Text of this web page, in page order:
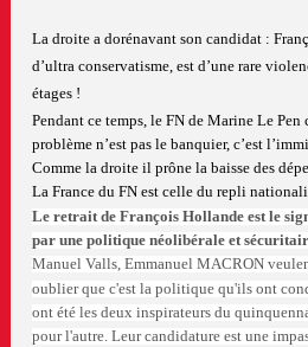
La droite a dorénavant son candidat :
d’ultra conservatisme, est d’une rare
étages !
Pendant ce temps, le FN de Marine Le
problème n’est pas le banquier, c’est
Comme la droite il prône la baisse des
La France du FN est celle du repli
Le retrait de François Hollande est le
par une politique néolibérale et
Manuel Valls, Emmanuel MACRON
oublier que c'est la politique qu'ils ont
ont été les deux inspirateurs du
pour l'autre. Leur candidature est une